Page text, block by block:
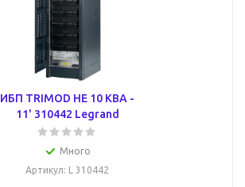
ИБП TRIMOD HE 10 КВА -
11' 310442 Legrand
Много
Артикул: L 310442